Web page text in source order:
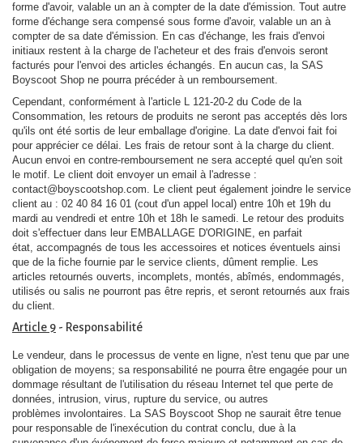
forme d'avoir, valable un an à compter de la date d'émission. Tout autre
forme d'échange sera compensé sous forme d'avoir, valable un an à
compter de sa date d'émission. En cas d'échange, les frais d'envoi
initiaux restent à la charge de l'acheteur et des frais d'envois seront
facturés pour l'envoi des articles échangés. En aucun cas, la SAS
Boyscoot Shop ne pourra précéder à un remboursement.
Cependant, conformément à l'article L 121-20-2 du Code de la
Consommation, les retours de produits ne seront pas acceptés dès lors
qu'ils ont été sortis de leur emballage d'origine. La date d'envoi fait foi
pour apprécier ce délai. Les frais de retour sont à la charge du client.
Aucun envoi en contre-remboursement ne sera accepté quel qu'en soit
le motif. Le client doit envoyer un email à l'adresse :
contact@boyscootshop.com. Le client peut également joindre le service
client au : 02 40 84 16 01 (cout d'un appel local) entre 10h et 19h du
mardi au vendredi et entre 10h et 18h le samedi. Le retour des produits
doit s'effectuer dans leur EMBALLAGE D'ORIGINE, en parfait
état, accompagnés de tous les accessoires et notices éventuels ainsi
que de la fiche fournie par le service clients, dûment remplie. Les
articles retournés ouverts, incomplets, montés, abîmés, endommagés,
utilisés ou salis ne pourront pas être repris, et seront retournés aux frais
du client.
Article 9 - Responsabilité
Le vendeur, dans le processus de vente en ligne, n'est tenu que par une
obligation de moyens; sa responsabilité ne pourra être engagée pour un
dommage résultant de l'utilisation du réseau Internet tel que perte de
données, intrusion, virus, rupture du service, ou autres
problèmes involontaires. La SAS Boyscoot Shop ne saurait être tenue
pour responsable de l'inexécution du contrat conclu, due à la